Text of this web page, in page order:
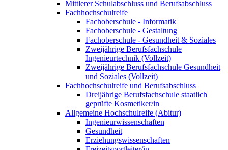
Mittlerer Schulabschluss und Berufsabschluss
Fachhochschulreife
Fachoberschule - Informatik
Fachoberschule - Gestaltung
Fachoberschule - Gesundheit & Soziales
Zweijährige Berufsfachschule
Ingenieurtechnik (Vollzeit)
Zweijährige Berufsfachschule Gesundheit
und Soziales (Vollzeit)
Fachhochschulreife und Berufsabschluss
Dreijährige Berufsfachschule staatlich
geprüfte Kosmetiker/in
Allgemeine Hochschulreife (Abitur)
Ingenieurwissenschaften
Gesundheit
Erziehungswissenschaften